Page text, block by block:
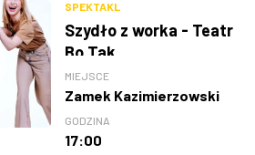
SPEKTAKL
Szydło z worka - Teatr
Bo Tak
MIEJSCE
Zamek Kazimierzowski
GODZINA
17:00